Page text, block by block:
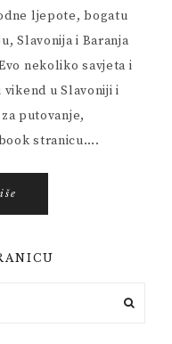
ljepote, bogatu
Slavonija i Baranja
nekoliko savjeta i
u Slavoniji i
putovanje,
stranicu….